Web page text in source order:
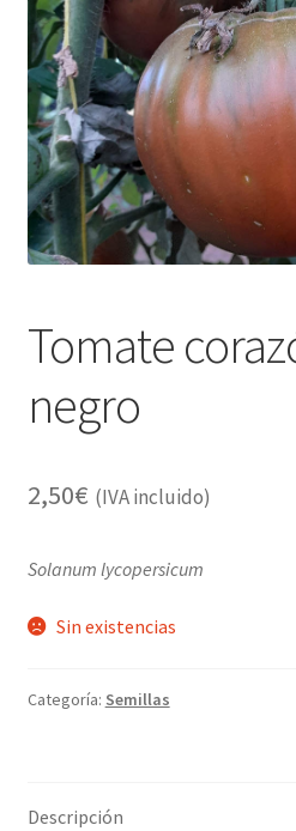
Alimentación
Libros
Apiterapia y productos de la
Comida Mascotas sin Cereales
Plantas
Orgonitas
Tomate
negro
2,50€ (IVA incluido)
Solanum lycopersicum
Sin existencias
Categoría: Semillas
Descripción